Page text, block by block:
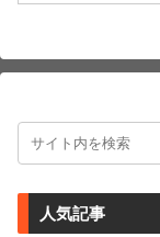
人気記事